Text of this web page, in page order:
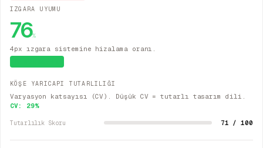
IZGARA UYUMU
76%
4px ızgara sistemine hizalama oranı.
KÖŞE YARICAPI TUTARLILIĞI
Varyasyon katsayısı (CV). Düşük CV = tutarlı tasarım dili.
CV: 29%
Tutarlılık Skoru 71 / 100